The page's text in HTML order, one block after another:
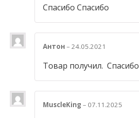
Спасибо Спасибо
Антон – 24.05.2021
Товар получил. Спасибо
MuscleKing – 07.11.2025